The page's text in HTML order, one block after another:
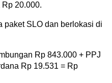
20.000.
paket SLO dan berlokasi di
Rp 843.000 + PPJ
Rp 19.531 = Rp